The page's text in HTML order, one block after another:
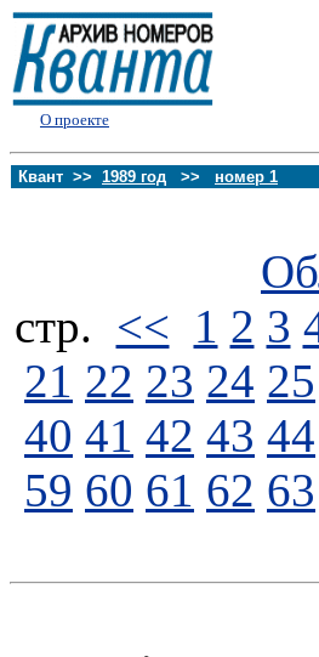
О проекте
Квант >> 1989 год >> номер 1
стp. << 1 2 3
21 22 23 24 25
40 41 42 43 44
59 60 61 62 63